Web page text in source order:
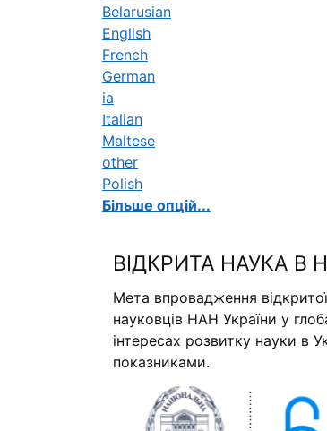
Belarusian
English
French
German
ia
Italian
Maltese
other
Polish
Більше опцій...
ВІДКРИТА НАУКА В
Мета впровадження
науковців НАН України у
інтересах розвитку науки в
показниками.